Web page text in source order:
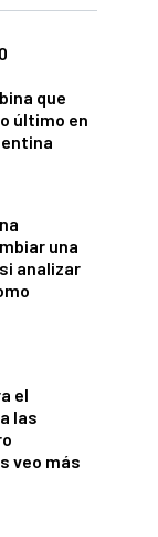
que
último en
una
analizar
el
las
veo más